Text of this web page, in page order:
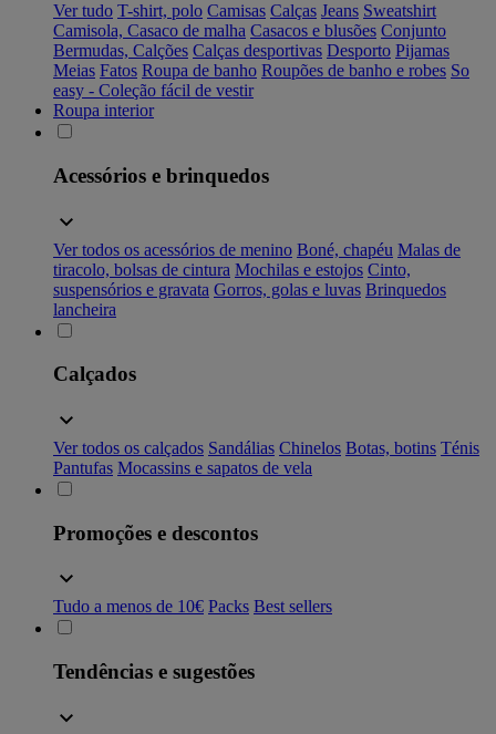
Ver tudo T-shirt, polo Camisas Calças Jeans Sweatshirt
Camisola, Casaco de malha Casacos e blusões Conjunto
Bermudas, Calções Calças desportivas Desporto Pijamas
Meias Fatos Roupa de banho Roupões de banho e robes So
easy - Coleção fácil de vestir
Roupa interior
Acessórios e brinquedos
Ver todos os acessórios de menino Boné, chapéu Malas de
tiracolo, bolsas de cintura Mochilas e estojos Cinto,
suspensórios e gravata Gorros, golas e luvas Brinquedos
lancheira
Calçados
Ver todos os calçados Sandálias Chinelos Botas, botins Ténis
Pantufas Mocassins e sapatos de vela
Promoções e descontos
Tudo a menos de 10€ Packs Best sellers
Tendências e sugestões